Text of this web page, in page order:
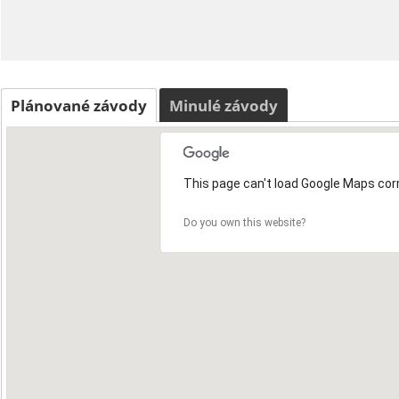
Plánované závody Minulé závody
This page can't load Google Maps
Do you own this website?